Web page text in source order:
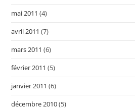
mai 2011 (4)
avril 2011 (7)
mars 2011 (6)
février 2011 (5)
janvier 2011 (6)
décembre 2010(5)